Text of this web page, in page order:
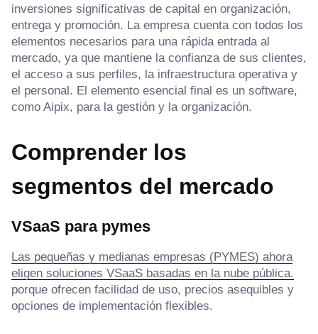
inversiones significativas de capital en organización,
entrega y promoción. La empresa cuenta con todos los
elementos necesarios para una rápida entrada al
mercado, ya que mantiene la confianza de sus clientes,
el acceso a sus perfiles, la infraestructura operativa y
el personal. El elemento esencial final es un software,
como Aipix, para la gestión y la organización.
Comprender los
segmentos del mercado
VSaaS para pymes
Las pequeñas y medianas empresas (PYMES) ahora
eligen soluciones VSaaS basadas en la nube pública.
porque ofrecen facilidad de uso, precios asequibles y
opciones de implementación flexibles.